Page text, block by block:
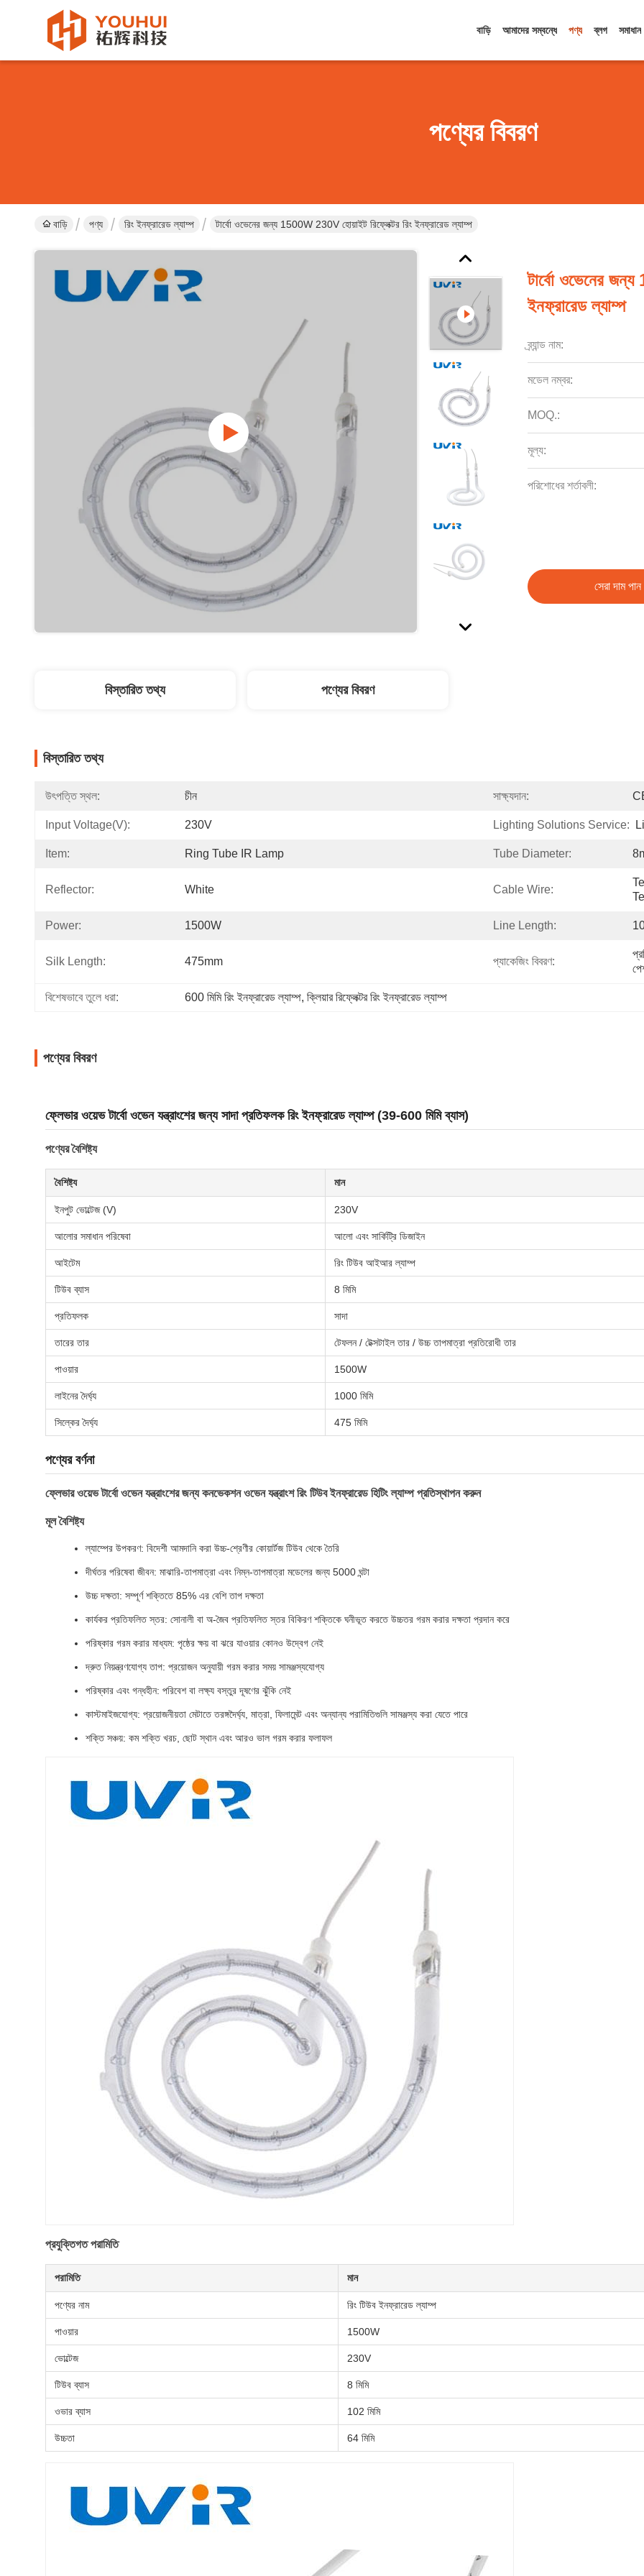
বাড়ি আমাদের সম্বন্ধে পণ্য ব্লগ সমাধান
পণ্যের বিবরণ
বাড়ি পণ্য রিং ইনফ্রারেড ল্যাম্প টার্বো ওভেনের জন্য 1500W 230V হোয়াইট রিফ্লেক্টর রিং ইনফ্রারেড ল্যাম্প
টার্বো ওভেনের
ইনফ্রারেড ল্যাম্প
ব্র্যান্ড নাম:
মডেল নম্বর:
MOQ.:
মূল্য:
পরিশোধের শর্তাবলী:
সেরা দাম পান
বিস্তারিত তথ্য পণ্যের বিবরণ
বিস্তারিত তথ্য
উৎপত্তি স্থল: চীন সাক্ষ্যদান:
Input Voltage(V): 230V Lighting Solutions Service:
Item: Ring Tube IR Lamp Tube Diameter:
Reflector: White Cable Wire:
Power: 1500W Line Length:
Silk Length: 475mm প্যাকেজিং বিবরণ:
বিশেষভাবে তুলে ধরা: 600 মিমি রিং ইনফ্রারেড ল্যাম্প, ক্লিয়ার রিফ্লেক্টর রিং ইনফ্রারেড ল্যাম্প
পণ্যের বিবরণ
ফ্লেভার ওয়েভ টার্বো ওভেন যন্ত্রাংশের জন্য সাদা প্রতিফলক রিং ইনফ্রারেড ল্যাম্প (39-600 মিমি ব্যাস)
পণ্যের বৈশিষ্ট্য
বৈশিষ্ট্য মান
ইনপুট ভোল্টেজ (V) 230V
আলোর সমাধান পরিষেবা আলো এবং সার্কিট্রি ডিজাইন
আইটেম রিং টিউব আইআর ল্যাম্প
টিউব ব্যাস 8 মিমি
প্রতিফলক সাদা
তারের তার টেফলন / টেক্সটাইল তার / উচ্চ তাপমাত্রা প্রতিরোধী তার
পাওয়ার 1500W
লাইনের দৈর্ঘ্য 1000 মিমি
সিল্কের দৈর্ঘ্য 475 মিমি
পণ্যের বর্ণনা
ফ্লেভার ওয়েভ টার্বো ওভেন যন্ত্রাংশের জন্য কনভেকশন ওভেন যন্ত্রাংশ রিং টিউব ইনফ্রারেড হিটিং ল্যাম্প প্রতিস্থাপন করুন
মূল বৈশিষ্ট্য
ল্যাম্পের উপকরণ: বিদেশী আমদানি করা উচ্চ-শ্রেণীর কোয়ার্টজ টিউব থেকে তৈরি
দীর্ঘতর পরিষেবা জীবন: মাঝারি-তাপমাত্রা এবং নিম্ন-তাপমাত্রা মডেলের জন্য 5000 ঘন্টা
উচ্চ দক্ষতা: সম্পূর্ণ শক্তিতে 85% এর বেশি তাপ দক্ষতা
কার্যকর প্রতিফলিত স্তর: সোনালী বা অ-জৈব প্রতিফলিত স্তর বিকিরণ শক্তিকে ঘনীভূত করতে উচ্চতর গরম করার দক্ষতা প্রদান করে
পরিষ্কার গরম করার মাধ্যম: পৃষ্ঠের ক্ষয় বা ঝরে যাওয়ার কোনও উদ্বেগ নেই
দ্রুত নিয়ন্ত্রণযোগ্য তাপ: প্রয়োজন অনুযায়ী গরম করার সময় সামঞ্জস্যযোগ্য
পরিষ্কার এবং গন্ধহীন: পরিবেশ বা লক্ষ্য বস্তুর দূষণের ঝুঁকি নেই
কাস্টমাইজযোগ্য: প্রয়োজনীয়তা মেটাতে তরঙ্গদৈর্ঘ্য, মাত্রা, ফিলামেন্ট এবং অন্যান্য পরামিতিগুলি সামঞ্জস্য করা যেতে পারে
শক্তি সঞ্চয়: কম শক্তি খরচ, ছোট স্থান এবং আরও ভাল গরম করার ফলাফল
প্রযুক্তিগত পরামিতি
পরামিতি মান
পণ্যের নাম রিং টিউব ইনফ্রারেড ল্যাম্প
পাওয়ার 1500W
ভোল্টেজ 230V
টিউব ব্যাস 8 মিমি
ওভার ব্যাস 102 মিমি
উচ্চতা 64 মিমি